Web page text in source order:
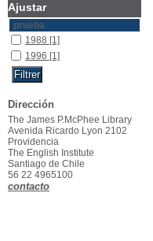
Ajustar
prueba
1988 [1]
1996 [1]
Dirección
The James P.McPhee Library
Avenida Ricardo Lyon 2102
Providencia
The English Institute
Santiago de Chile
56 22 4965100
contacto